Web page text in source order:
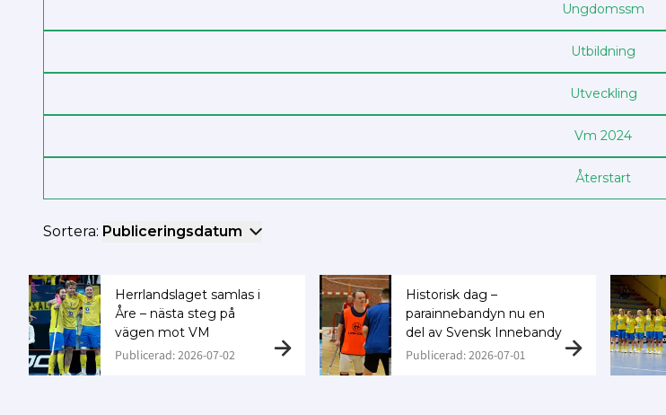
Ungdoms­sm
Utbildning
Utveckling
Vm 2024
Återstart
Sortera: Publiceringsdatum
Herrlandslaget samlas i
Åre – nästa steg på
vägen mot VM
Publicerad: 2026-07-02
Historisk dag –
parainnebandyn nu en
del av Svensk Innebandy
Publicerad: 2026-07-01